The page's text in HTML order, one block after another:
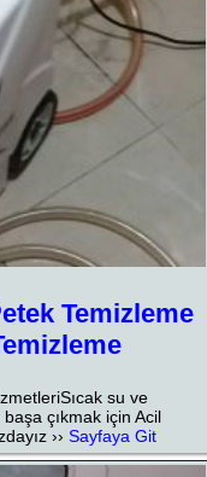
Temizleme
su ve
başa çıkmak için Acil
››Sayfaya Git